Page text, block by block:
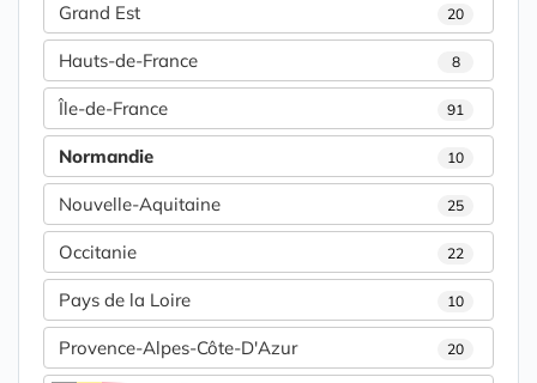
Grand Est 20
Hauts-de-France 8
Île-de-France 91
Normandie 10
Nouvelle-Aquitaine 25
Occitanie 22
Pays de la Loire 10
Provence-Alpes-Côte-D'Azur 20